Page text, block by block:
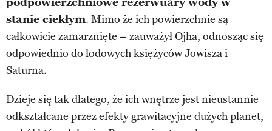
stanie ciekłym. Mimo że ich powierzchnie są
całkowicie zamarznięte – zauważył Ojha, odnosząc się
odpowiednio do lodowych księżyców Jowisza i
Saturna.
Dzieje się tak dlatego, że ich wnętrze jest nieustannie
odkształcane przez efekty grawitacyjne dużych planet,